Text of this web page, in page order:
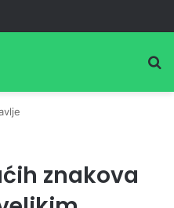
znakova